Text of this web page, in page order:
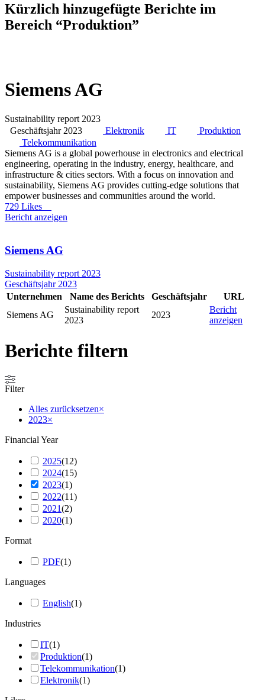
Kürzlich hinzugefügte Berichte im
Bereich “Produktion”
Siemens AG
Sustainability report 2023
Geschäftsjahr 2023
Elektronik IT
Produktion
Telekommunikation
Siemens AG is a global powerhouse in electronics and electrical
engineering, operating in the industry, energy, healthcare, and
infrastructure & cities sectors. With a focus on innovation and
sustainability, Siemens AG provides cutting-edge solutions that
empower businesses and communities around the world.
729 Likes
Bericht anzeigen
Siemens AG
Sustainability report 2023
Geschäftsjahr 2023
Unternehmen
Name des Berichts Geschäftsjahr
URL
Siemens AG
Sustainability report
2023
2023
Bericht
anzeigen
Berichte filtern
Filter
Alles zurücksetzen×
2023×
Financial Year
2025(12)
2024(15)
2023(1)
2022(11)
2021(2)
2020(1)
Format
PDF(1)
Languages
English(1)
Industries
IT(1)
Produktion(1)
Telekommunikation(1)
Elektronik(1)